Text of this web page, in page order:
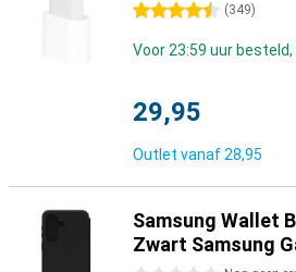
4.5 sterren (349)
Voor 23:59 uur
29,95
Outlet vanaf 28,95
Samsung Wallet
Zwart Samsung